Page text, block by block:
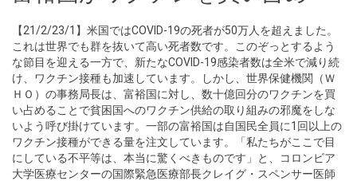
【21/2/23/1】米国ではCOVID-19の死者が50万人を超えました。
これは世界でも群を抜いて高い死者数です。このぞっとするよう
な節目を迎える一方で、新たなCOVID-19感染者数は全米で減り続
け、ワクチン接種も加速しています。しかし、世界保健機関（Ｗ
ＨＯ）の事務局長は、富裕国に対し、数十億回分のワクチンを買
い占めることで貧困国へのワクチン供給の取り組みの邪魔をしな
いよう呼び掛けています。一部の富裕国は自国民全員に1回以上の
ワクチン接種ができる量を注文しています。「私たちがここで目
にしている不平等は、本当に驚くべきものです」と、コロンビア
大学医療センターの国際緊急医療部長クレイグ・スペンサー医師